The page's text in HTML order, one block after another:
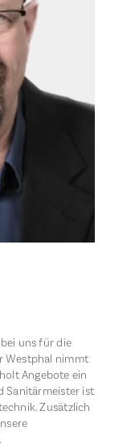
uns für die
Westphal nimmt
Angebote ein
Sanitärmeister ist
Zusätzlich